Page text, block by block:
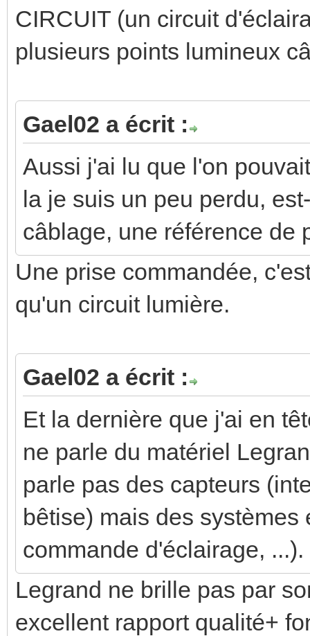
CIRCUIT (un circuit
plusieurs points lumineux
Gael02 a écrit :
Aussi j'ai lu que l'on
la je suis un peu perdu,
câblage, une référence de
Une prise commandée,
qu'un circuit lumière.
Gael02 a écrit :
Et la dernière que j'ai en
ne parle du matériel
parle pas des capteurs
bêtise) mais des
commande d'éclairage,
Legrand ne brille pas par
excellent rapport qualité+